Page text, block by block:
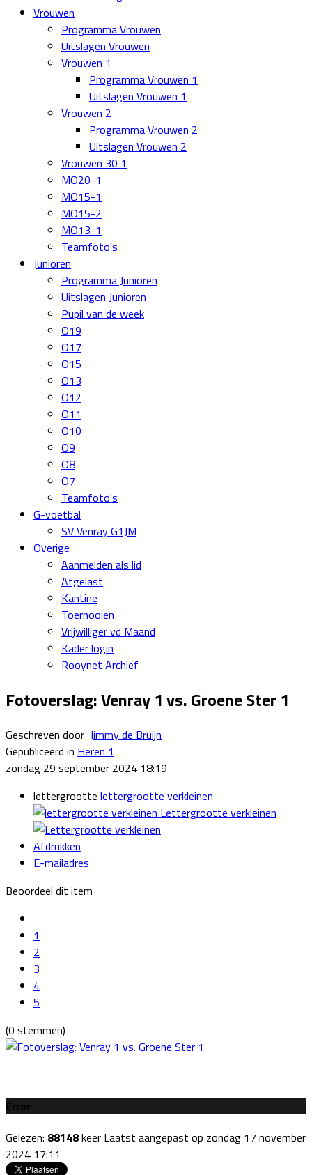
Vrouwen
Programma Vrouwen
Uitslagen Vrouwen
Vrouwen 1
Programma Vrouwen 1
Uitslagen Vrouwen 1
Vrouwen 2
Programma Vrouwen 2
Uitslagen Vrouwen 2
Vrouwen 30 1
MO20-1
MO15-1
MO15-2
MO13-1
Teamfoto's
Junioren
Programma Junioren
Uitslagen Junioren
Pupil van de week
O19
O17
O15
O13
O12
O11
O10
O9
O8
O7
Teamfoto's
G-voetbal
SV Venray G1JM
Overige
Aanmelden als lid
Afgelast
Kantine
Toernooien
Vrijwilliger vd Maand
Kader login
Rooynet Archief
Fotoverslag: Venray 1 vs. Groene Ster 1
Geschreven door Jimmy de Bruijn
Gepubliceerd in Heren 1
zondag 29 september 2024 18:19
lettergrootte lettergrootte verkleinen
Lettergrootte verkleinen
Afdrukken
E-mailadres
Beoordeel dit item
1
2
3
4
5
(0 stemmen)
Error
Gelezen: 88148keer Laatst aangepast op zondag 17 november
2024 17:11